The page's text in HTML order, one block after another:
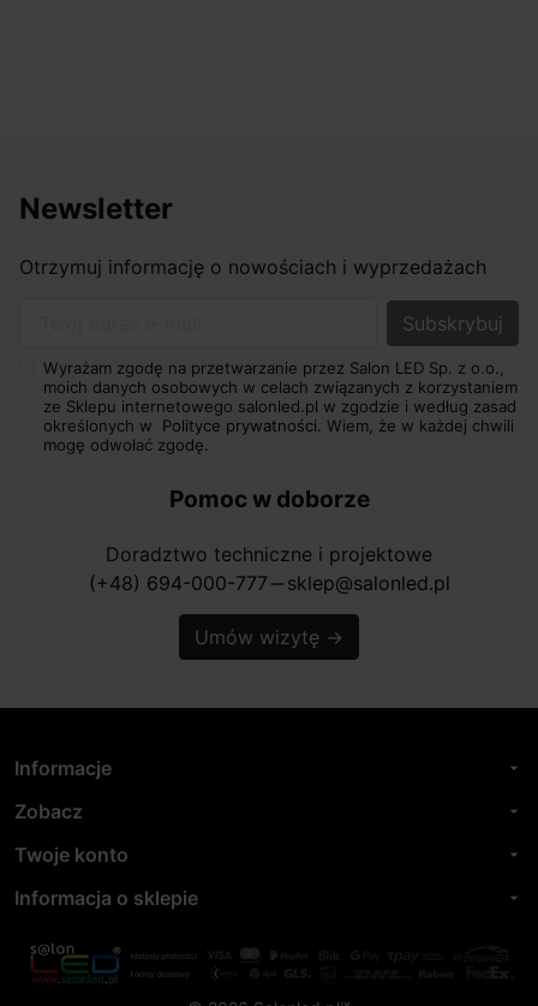
Newsletter
Otrzymuj informację o nowościach i wyprzedażach
Wyrażam zgodę na przetwarzanie przez Salon LED Sp. z o.o.,
moich danych osobowych w celach związanych z korzystaniem
ze Sklepu internetowego salonled.pl w zgodzie i według zasad
określonych w Polityce prywatności. Wiem, że w każdej chwili
mogę odwołać zgodę.
Pomoc w doborze
Doradztwo techniczne i projektowe
(+48) 694-000-777 horizontal_rule sklep@salonled.pl
Umów wizytę →
Informacje arrow_drop_down
Zobacz arrow_drop_down
Twoje konto arrow_drop_down
Informacja o sklepie arrow_drop_down